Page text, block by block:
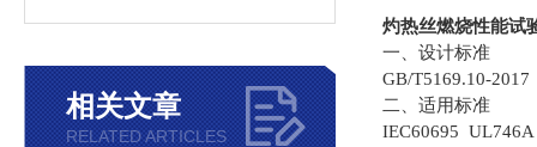
相关文章
RELATED ARTICLES
灼热丝燃烧性能试
一、设计标准
GB/T5169.10-
二、适用标准
IEC60695